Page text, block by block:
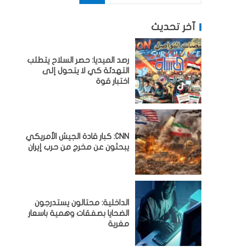
آخر تحديث
رصد الميديا: حصر السلاح يتطلب
التهدئة كي لا يتحول إلى
اختبار قوة
CNN: كبار قادة الجيش الأمريكي
يبحثون عن مخرج من حرب إيران
الداخلية: محتالون يستدرجون
الضحايا بصفقات وهمية باسعار
مغرية